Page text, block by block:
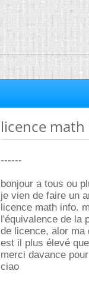
licence
------
bonjour a tous ou
je vien de faire un
licence math info.
l'équivalence de la
de licence, alor ma
est il plus élevé
merci davance
ciao